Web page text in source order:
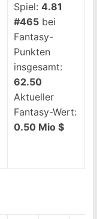
Spiel: 4.81
#465 bei
Fantasy-
Punkten
insgesamt:
62.50
Aktueller
Fantasy-Wert:
0.50 Mio $